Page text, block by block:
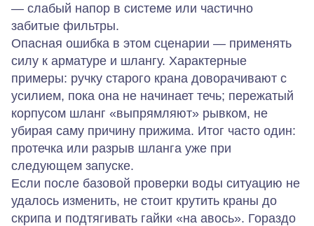
— слабый напор в системе или частично
забитые фильтры.
Опасная ошибка в этом сценарии — применять
силу к арматуре и шлангу. Характерные
примеры: ручку старого крана доворачивают с
усилием, пока она не начинает течь; пережатый
корпусом шланг «выпрямляют» рывком, не
убирая саму причину прижима. Итог часто один:
протечка или разрыв шланга уже при
следующем запуске.
Если после базовой проверки воды ситуацию не
удалось изменить, не стоит крутить краны до
скрипа и подтягивать гайки «на авось». Гораздо